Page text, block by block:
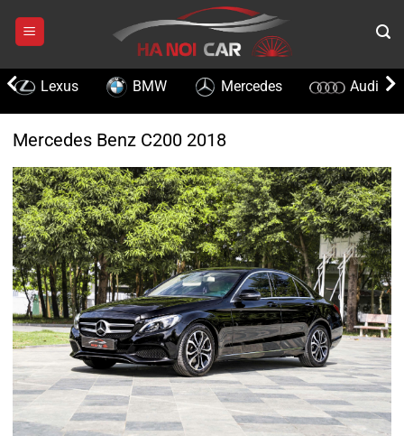
dung Lexus BMW Mercedes Audi
Mercedes Benz C200 2018